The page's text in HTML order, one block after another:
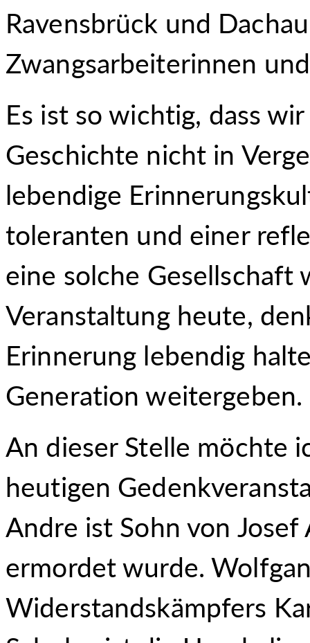
Ravensbrück und
Zwangsarbeiterinnen
Es ist so wichtig, dass
Geschichte nicht in
lebendige
toleranten und einer
eine solche Gesellschaft
Veranstaltung heute,
Erinnerung lebendig
Generation weitergeben.
An dieser Stelle möchte
heutigen
Andre ist Sohn von
ermordet wurde.
Widerstandskämpfers